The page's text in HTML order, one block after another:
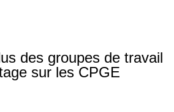
des groupes de travail
sur les CPGE